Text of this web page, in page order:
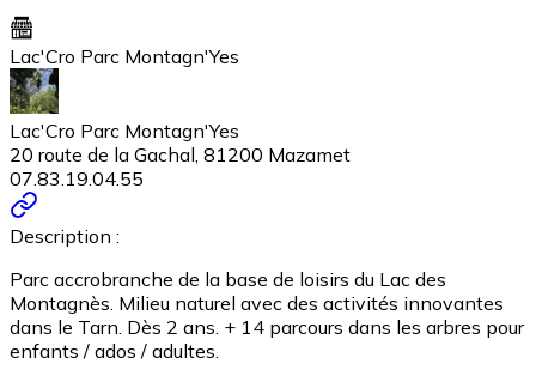
Lac'Cro Parc Montagn'Yes
Lac'Cro Parc Montagn'Yes
20 route de la Gachal, 81200 Mazamet
07.83.19.04.55
Description :
Parc accrobranche de la base de loisirs du Lac des
Montagnès. Milieu naturel avec des activités innovantes
dans le Tarn. Dès 2 ans. + 14 parcours dans les arbres pour
enfants / ados / adultes.